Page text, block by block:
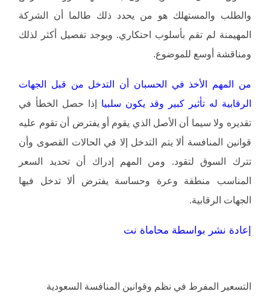
والطلب والمستهلك هو من يحدد ذلك طالما أن الشركة
المهيمنة لم تقم بأسلوب احتكاري. ويوجد تفصيل أكثر لذلك
ومناقشة أوسع للموضوع.
من المهم الأخذ في الحسبان أن التدخل من قبل الجهات
الرقابية له تأثير كبير وقد يكون سلبيا إذا حصل الخطأ في
تقديره ولا سيما أن الأصل الذي يقوم أو يفترض أن تقوم عليه
قوانين المنافسة ألا يتم التدخل إلا في الحالات القصوى وأن
تترك السوق لتقود. ومن المهم إدراك أن تحديد السعر
المناسب منطقة وعرة وحساسة يفترض ألا تدخل فيها
الجهات الرقابية.
إعادة نشر بواسطة محاماة نت
التسعير المفرط في نظم وقوانين المنافسة السعودية